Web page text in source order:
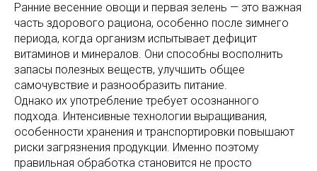
Ранние весенние овощи и первая зелень — это важная
часть здорового рациона, особенно после зимнего
периода, когда организм испытывает дефицит
витаминов и минералов. Они способны восполнить
запасы полезных веществ, улучшить общее
самочувствие и разнообразить питание.
Однако их употребление требует осознанного
подхода. Интенсивные технологии выращивания,
особенности хранения и транспортировки повышают
риски загрязнения продукции. Именно поэтому
правильная обработка становится не просто